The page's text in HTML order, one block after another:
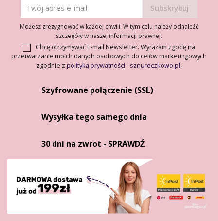
Możesz zrezygnować w każdej chwili. W tym celu należy odnaleźć
szczegóły w naszej informacji prawnej.
Chcę otrzymywać E-mail Newsletter. Wyrażam zgodę na
przetwarzanie moich danych osobowych do celów marketingowych
zgodnie z polityką prywatności - sznureczkowo.pl.
Szyfrowane połączenie (SSL)
Wysyłka tego samego dnia
30 dni na zwrot - SPRAWDŹ